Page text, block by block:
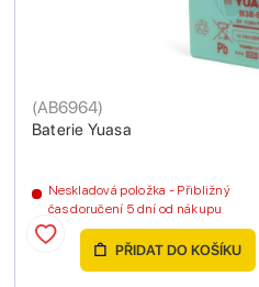
Baterie Yuasa
(AB6964)
Neskladová položka - Přibližný
čas doručení 5 dní od nákupu
PŘIDAT DO KOŠÍKU